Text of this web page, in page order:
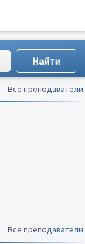
Все преподаватели
Все преподаватели